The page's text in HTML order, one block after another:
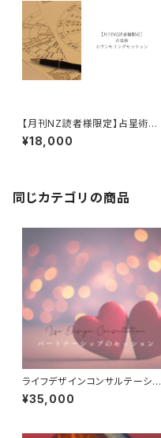
【月刊NZ読者様限定】占星術カ
ウンセリングセッション
¥18,000
同じカテゴリの商品
ライフデザインコンサルテーショ
ン【パートナーシップのセッショ
ン】
¥35,000